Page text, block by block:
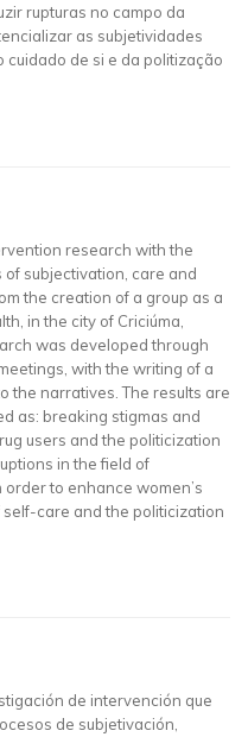
rupturas no campo da
as subjetividades
de si e da politização
research with the
subjectivation, care and
the creation of a group as a
in the city of Criciúma,
was developed through
with the writing of a
the narratives. The results are
as: breaking stigmas and
users and the politicization
in the field of
to enhance women’s
care and the politicization
de intervención que
de subjetivación,